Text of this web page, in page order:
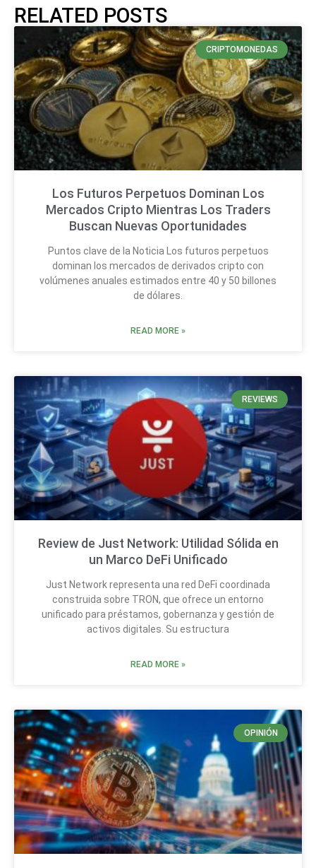
RELATED POSTS
CRIPTOMONEDAS
Los Futuros Perpetuos Dominan Los
Mercados Cripto Mientras Los Traders
Buscan Nuevas Oportunidades
Puntos clave de la Noticia Los futuros perpetuos
dominan los mercados de derivados cripto con
volúmenes anuales estimados entre 40 y 50 billones
de dólares.
READ MORE »
REVIEWS
Review de Just Network: Utilidad Sólida en
un Marco DeFi Unificado
Just Network representa una red DeFi coordinada
construida sobre TRON, que ofrece un entorno
unificado para préstamos, gobernanza y gestión de
activos digitales. Su estructura
READ MORE »
OPINIÓN